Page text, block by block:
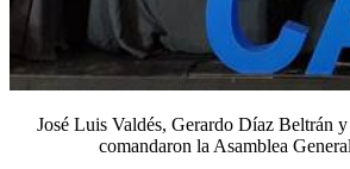
José Luis Valdés, Gerardo Díaz Beltrán
comandaron la Asamblea